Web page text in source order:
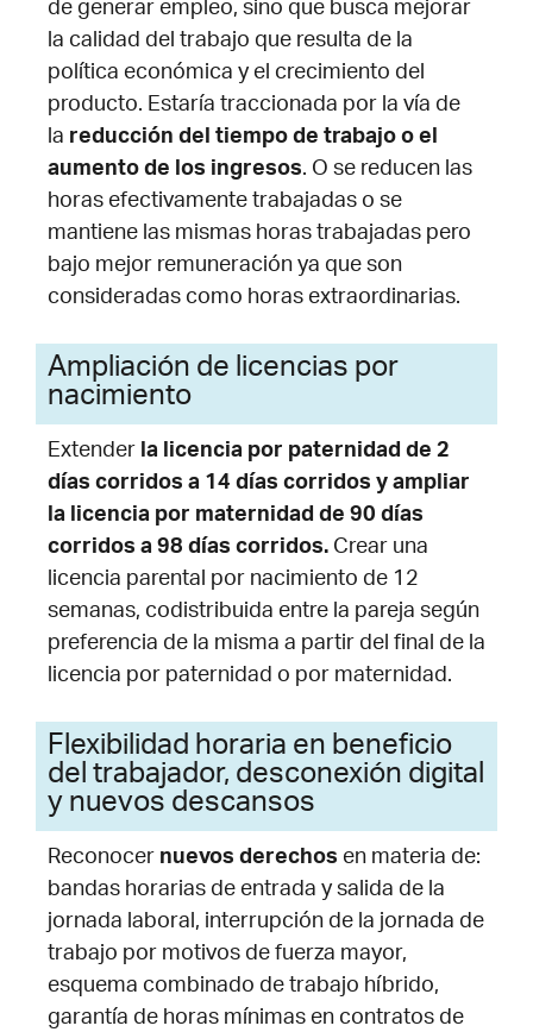
de generar empleo, sino que busca mejorar
la calidad del trabajo que resulta de la
política económica y el crecimiento del
producto. Estaría traccionada por la vía de
la reducción del tiempo de trabajo o el
aumento de los ingresos. O se reducen las
horas efectivamente trabajadas o se
mantiene las mismas horas trabajadas pero
bajo mejor remuneración ya que son
consideradas como horas extraordinarias.
Ampliación de licencias por
nacimiento
Extender la licencia por paternidad de 2
días corridos a 14 días corridos y ampliar
la licencia por maternidad de 90 días
corridos a 98 días corridos. Crear una
licencia parental por nacimiento de 12
semanas, codistribuida entre la pareja según
preferencia de la misma a partir del final de la
licencia por paternidad o por maternidad.
Flexibilidad horaria en beneficio
del trabajador, desconexión digital
y nuevos descansos
Reconocer nuevos derechos en materia de:
bandas horarias de entrada y salida de la
jornada laboral, interrupción de la jornada de
trabajo por motivos de fuerza mayor,
esquema combinado de trabajo híbrido,
garantía de horas mínimas en contratos de